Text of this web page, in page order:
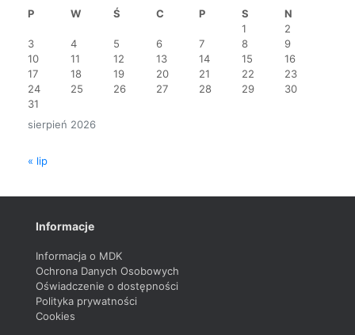
sierpień 2026
P W Ś C P S
N
1
2
3
4 5 6 7 8
9
10
11 12 13 14 15
16
17
18 19 20 21 22
23
24
25 26 27 28 29
30
31
« lip
Informacje
Informacja o MDK
Ochrona Danych Osobowych
Oświadczenie o dostępności
Polityka prywatności
Cookies